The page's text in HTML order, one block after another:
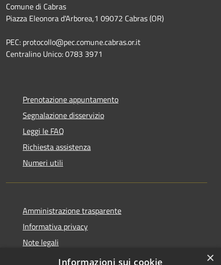
Comune di Cabras
Piazza Eleonora d'Arborea,1 09072 Cabras (OR)
PEC: protocollo@pec.comune.cabras.or.it
Centralino Unico: 0783 3971
Prenotazione appuntamento
Segnalazione disservizio
Leggi le FAQ
Richiesta assistenza
Numeri utili
Amministrazione trasparente
Informativa privacy
Note legali
Dichiarazione di accessibilità
×
Informazioni sui cookie